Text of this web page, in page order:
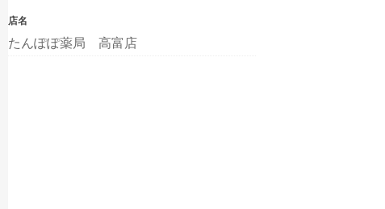
店名
たんぽぽ薬局 高富店